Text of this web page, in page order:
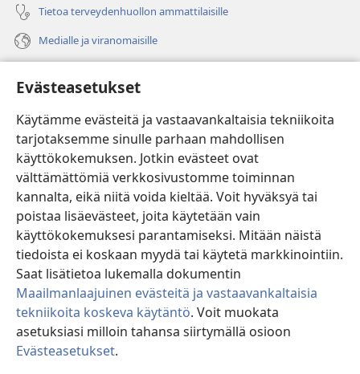
Evästeasetukset
Käytämme evästeitä ja vastaavankaltaisia tekniikoita
tarjotaksemme sinulle parhaan mahdollisen
käyttökokemuksen. Jotkin evästeet ovat
välttämättömiä verkkosivustomme toiminnan
kannalta, eikä niitä voida kieltää. Voit hyväksyä tai
poistaa lisäevästeet, joita käytetään vain
käyttökokemuksesi parantamiseksi. Mitään näistä
tiedoista ei koskaan myydä tai käytetä markkinointiin.
Saat lisätietoa lukemalla dokumentin
Maailmanlaajuinen evästeitä ja vastaavankaltaisia
tekniikoita koskeva käytäntö. Voit muokata
asetuksiasi milloin tahansa siirtymällä osioon
Evästeasetukset.
Tietoa terveydenhuollon ammattilaisille
Medialle ja viranomaisille
(avaa
uuden
ikkunan)Vartiotornin VERKKOKIRJASTO
(avaa
uuden
ikkunan)JW Hub
(avaa
uuden
ikkunan)
®
Watchtower Library
Copyright© 2026 Watch Tower Bible and Tract Society of Pennsylvania.
KÄYTTÖEHDOT|TIETOSUOJAKÄYTÄNTÖ